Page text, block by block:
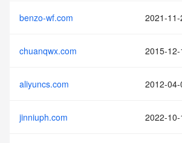
benzo-wf.com 2021-
chuanqwx.com 2015-
aliyuncs.com 2012-04-
jinniuph.com 2022-10-